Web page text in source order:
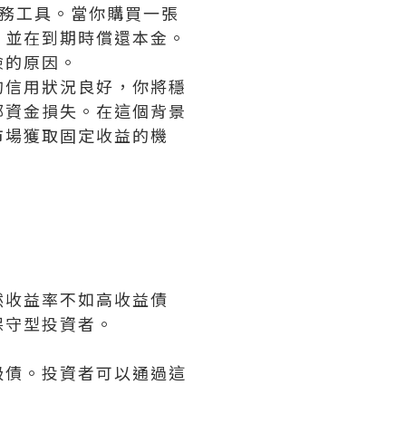
工具。當你購買一張
在到期時償還本金。
原因。
用狀況良好，你將穩
金損失。在這個背景
獲取固定收益的機
益率不如高收益債
型投資者。
。投資者可以通過這